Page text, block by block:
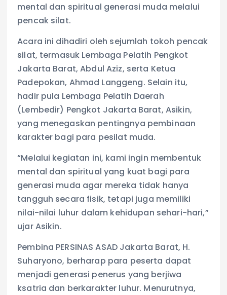
mental dan spiritual generasi muda melalui
pencak silat.
Acara ini dihadiri oleh sejumlah tokoh pencak
silat, termasuk Lembaga Pelatih Pengkot
Jakarta Barat, Abdul Aziz, serta Ketua
Padepokan, Ahmad Langgeng. Selain itu,
hadir pula Lembaga Pelatih Daerah
(Lembedir) Pengkot Jakarta Barat, Asikin,
yang menegaskan pentingnya pembinaan
karakter bagi para pesilat muda.
“Melalui kegiatan ini, kami ingin membentuk
mental dan spiritual yang kuat bagi para
generasi muda agar mereka tidak hanya
tangguh secara fisik, tetapi juga memiliki
nilai-nilai luhur dalam kehidupan sehari-hari,”
ujar Asikin.
Pembina PERSINAS ASAD Jakarta Barat, H.
Suharyono, berharap para peserta dapat
menjadi generasi penerus yang berjiwa
ksatria dan berkarakter luhur. Menurutnya,